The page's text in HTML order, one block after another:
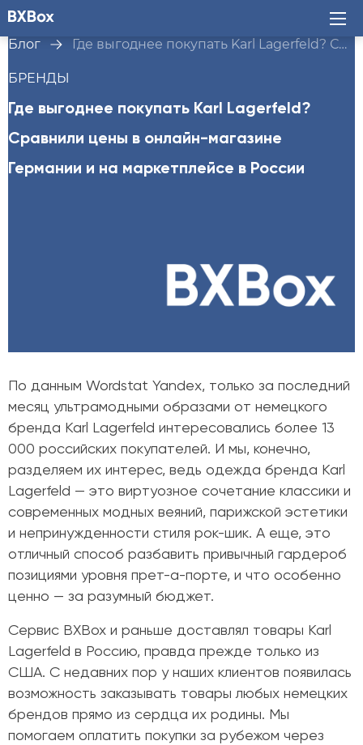
Блог Где выгоднее покупать Karl Lagerfeld? Сравнили цены в онлайн-магазине Германии и на маркетплейсе в России
БРЕНДЫ
Где выгоднее покупать Karl Lagerfeld?
Сравнили цены в онлайн-магазине
Германии и на маркетплейсе в России
По данным Wordstat Yandex, только за последний
месяц ультрамодными образами от немецкого
бренда Karl Lagerfeld интересовались более 13
000 российских покупателей. И мы, конечно,
разделяем их интерес, ведь одежда бренда Karl
Lagerfeld — это виртуозное сочетание классики и
современных модных веяний, парижской эстетики
и непринужденности стиля рок-шик. А еще, это
отличный способ разбавить привычный гардероб
позициями уровня прет-а-порте, и что особенно
ценно — за разумный бюджет.
Сервис BXBox и раньше доставлял товары Karl
Lagerfeld в Россию, правда прежде только из
США. С недавних пор у наших клиентов появилась
возможность заказывать товары любых немецких
брендов прямо из сердца их родины. Мы
помогаем оплатить покупки за рубежом через